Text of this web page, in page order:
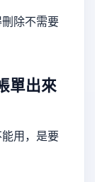
除不需要
單出來
用，是要